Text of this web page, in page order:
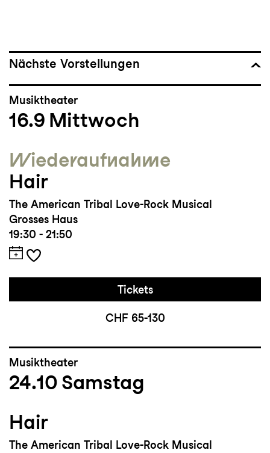
Nächste Vorstellungen
Musiktheater
16.9 Mittwoch
Wieder­aufnahme
Hair
The American Tribal Love-Rock Musical
Grosses Haus
19:30 - 21:50
Tickets
CHF 65-130
Musiktheater
24.10 Samstag
Hair
The American Tribal Love-Rock Musical